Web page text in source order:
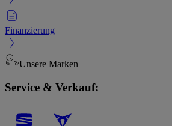
Finanzierung
Unsere Marken
Service & Verkauf: